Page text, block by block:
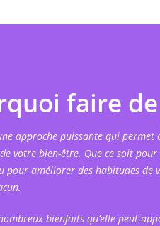
faire
approche puissante qui
votre bien-être. Que ce soit
pour améliorer des habitudes de
bienfaits qu’elle peut